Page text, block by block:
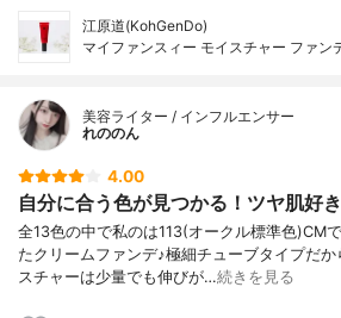
江原道(KohGenDo)
マイファンスィー モイスチャー ファン
美容ライター / インフルエンサー
れののん
4.00
自分に合う色が見つかる！ツヤ肌好
全13色の中で私のは113(オークル標準色)CM
たクリームファンデ♪極細チューブタイプだ
スチャーは少量でも伸びが…続きを見る